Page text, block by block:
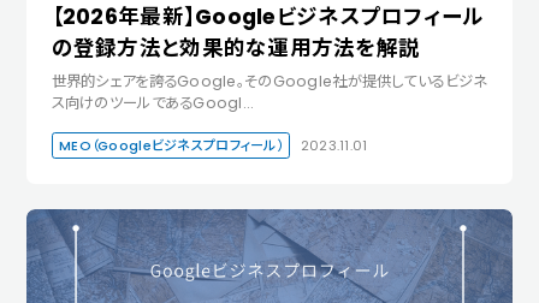
【2026年最新】Googleビジネスプロフィール
の登録方法と効果的な運用方法を解説
世界的シェアを誇るGoogle。そのGoogle社が提供しているビジネ
ス向けのツールであるGoogl…
MEO（Googleビジネスプロフィール） 2023.11.01